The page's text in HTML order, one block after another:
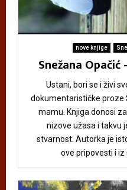
nove knjige
Snežana
Ustani, bori se i živi
dokumentarističke proze
mamu. Knjiga donosi
nizove užasa i takvu
stvarnost. Autorka je
ove pripovesti i iz